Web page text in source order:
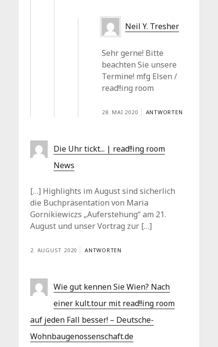
Neil Y. Tresher
Sehr gerne! Bitte
beachten Sie unsere
Termine! mfg Elsen /
read!!ing room
28. MAI 2020 ANTWORTEN
Die Uhr tickt... | read!!ing room
News
[…] Highlights im August sind sicherlich
die Buchpräsentation von Maria
Gornikiewiczs „Auferstehung“ am 21.
August und unser Vortrag zur […]
2. AUGUST 2020 ANTWORTEN
Wie gut kennen Sie Wien? Nach
einer kult.tour mit read!!ing room
auf jeden Fall besser! – Deutsche-
Wohnbaugenossenschaft.de